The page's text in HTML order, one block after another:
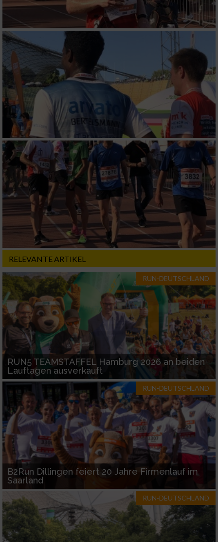
RELEVANTE ARTIKEL
RUN-DEUTSCHLAND
RUN5 TEAMSTAFFEL Hamburg 2026 an beiden
Lauftagen ausverkauft
RUN-DEUTSCHLAND
B2Run Dillingen feiert 20 Jahre Firmenlauf im
Saarland
RUN-DEUTSCHLAND
Performance
Funktional
Werbung